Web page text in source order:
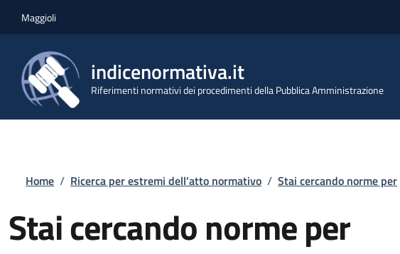
Maggioli
indicenormativa.it
Riferimenti normativi dei procedimenti della Pubblica Amministrazione
Briciole di pane
Home / Ricerca per estremi dell'atto normativo / Stai cercando norme per
Stai cercando norme per